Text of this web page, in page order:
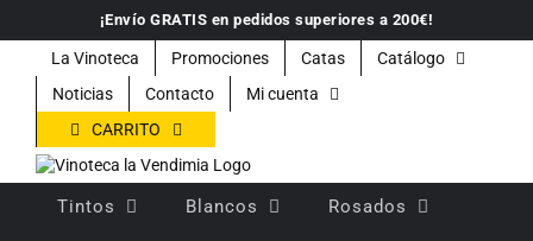
contenido
¡Envío GRATIS en pedidos superiores a 200€!
La Vinoteca Promociones Catas
Catálogo
Noticias
Contacto
Mi cuenta
CARRITO
Tintos Blancos Rosados